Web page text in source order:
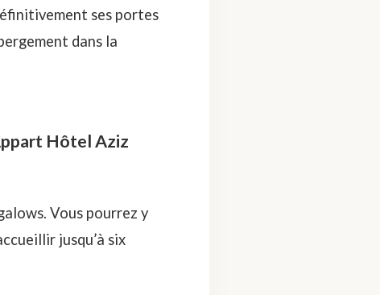
ses portes
dans la
Hôtel Aziz
Vous pourrez y
jusqu’à six